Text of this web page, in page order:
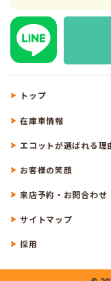
トップ
在庫車情報
エコットが選ばれる理
お客様の笑顔
来店予約・お問合わせ
サイトマップ
採用